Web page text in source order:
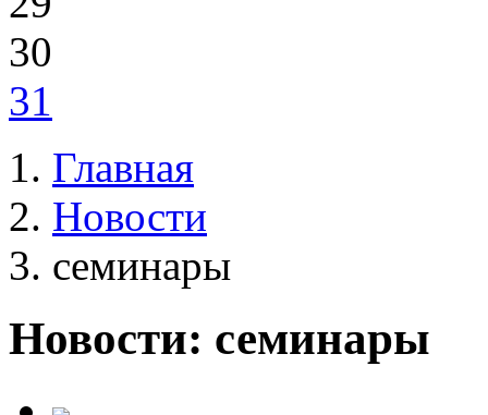
30
31
Главная
Новости
семинары
Новости: семинары